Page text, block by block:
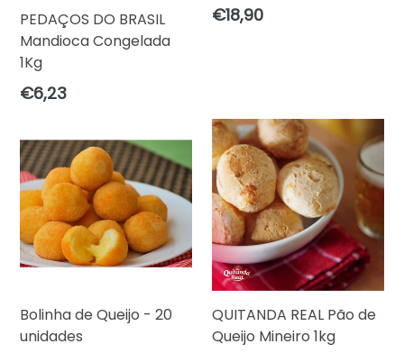
PEDAÇOS DO BRASIL
Mandioca Congelada
1Kg
Preço
€6,23
Preço
normal
€18,90
Bolinha de Queijo - 20
unidades
QUITANDA REAL Pão de
Queijo Mineiro 1kg